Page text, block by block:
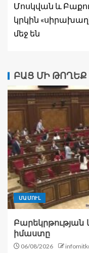
Մոսկվան և
կրկին
մեջ են
ԲԱՑ ՄԻ ԹՈՂԵՔ
ՄԱՄՈՒԼ
Բարեկրթության
իմաստը
06/08/2026